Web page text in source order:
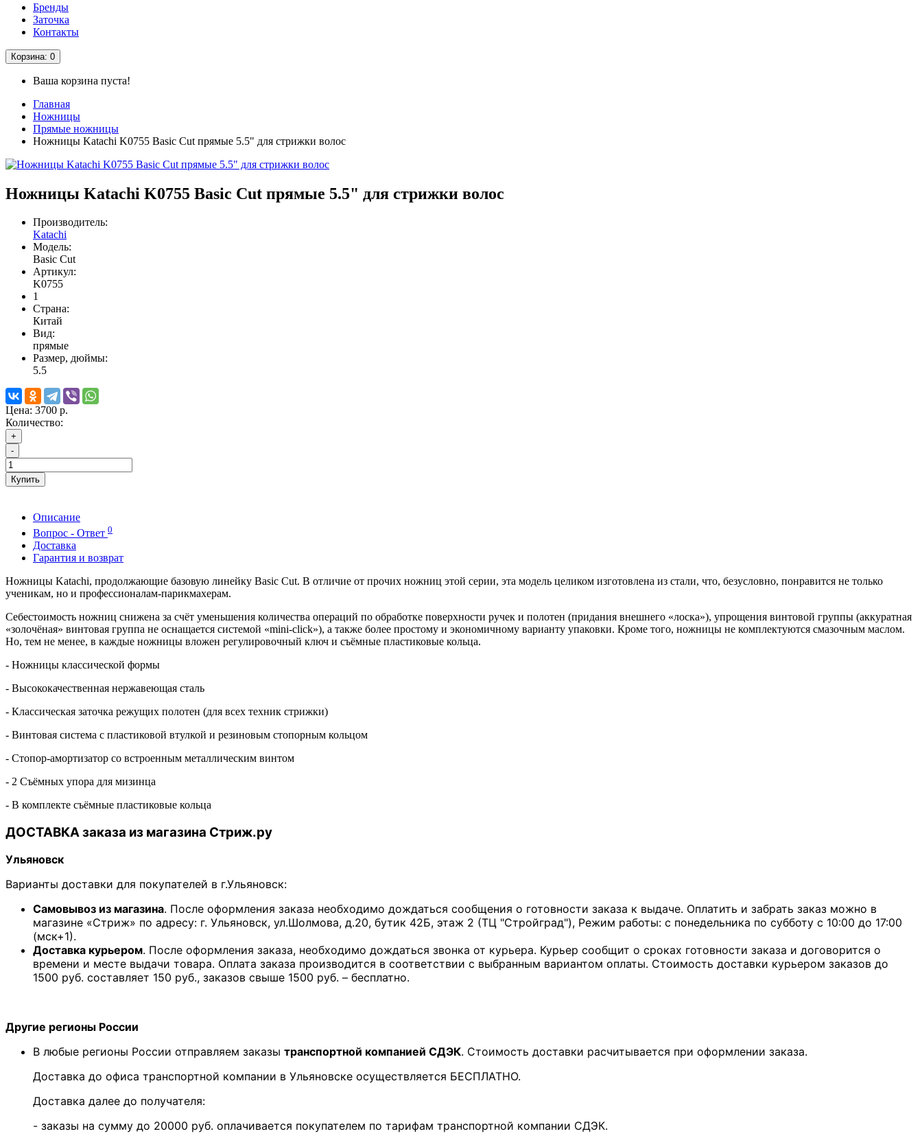
Бренды
Заточка
Контакты
Корзина: 0
Ваша корзина пуста!
Главная
Ножницы
Прямые ножницы
Ножницы Katachi K0755 Basic Cut прямые 5.5" для стрижки волос
Ножницы Katachi K0755 Basic Cut прямые 5.5" для стрижки волос
Производитель:
Katachi
Модель:
Basic Cut
Артикул:
K0755
1
Страна:
Китай
Вид:
прямые
Размер, дюймы:
5.5
Цена: 3700 р.
Количество:
+
-
Купить
Описание
Вопрос - Ответ 0
Доставка
Гарантия и возврат
Ножницы Katachi, продолжающие базовую линейку Basic Cut. В отличие от прочих ножниц этой серии, эта модель целиком изготовлена из стали, что, безусловно, понравится не только
ученикам, но и профессионалам-парикмахерам.
Себестоимость ножниц снижена за счёт уменьшения количества операций по обработке поверхности ручек и полотен (придания внешнего «лоска»), упрощения винтовой группы (аккуратная
«золочёная» винтовая группа не оснащается системой «mini-click»), а также более простому и экономичному варианту упаковки. Кроме того, ножницы не комплектуются смазочным маслом.
Но, тем не менее, в каждые ножницы вложен регулировочный ключ и съёмные пластиковые кольца.
- Ножницы классической формы
- Высококачественная нержавеющая сталь
- Классическая заточка режущих полотен (для всех техник стрижки)
- Винтовая система с пластиковой втулкой и резиновым стопорным кольцом
- Стопор-амортизатор со встроенным металлическим винтом
- 2 Съёмных упора для мизинца
- В комплекте съёмные пластиковые кольца
ДОСТАВКА заказа из магазина Стриж.ру
Ульяновск
Варианты доставки для покупателей в г.Ульяновск:
Самовывоз из магазина. После оформления заказа необходимо дождаться сообщения о готовности заказа к выдаче. Оплатить и забрать заказ можно в
магазине «Стриж» по адресу: г. Ульяновск, ул.Шолмова, д.20, бутик 42Б, этаж 2 (ТЦ "Стройград"), Режим работы: с понедельника по субботу с 10:00 до 17:00
(мск+1).
Доставка курьером. После оформления заказа, необходимо дождаться звонка от курьера. Курьер сообщит о сроках готовности заказа и договорится о
времени и месте выдачи товара. Оплата заказа производится в соответствии с выбранным вариантом оплаты. Стоимость доставки курьером заказов до
1500 руб. составляет 150 руб., заказов свыше 1500 руб. – бесплатно.
Другие регионы России
В любые регионы России отправляем заказы транспортной компанией СДЭК. Стоимость доставки расчитывается при оформлении заказа.
Доставка до офиса транспортной компании в Ульяновске осуществляется БЕСПЛАТНО.
Доставка далее до получателя:
- заказы на сумму до 20000 руб. оплачивается покупателем по тарифам транспортной компании СДЭК.